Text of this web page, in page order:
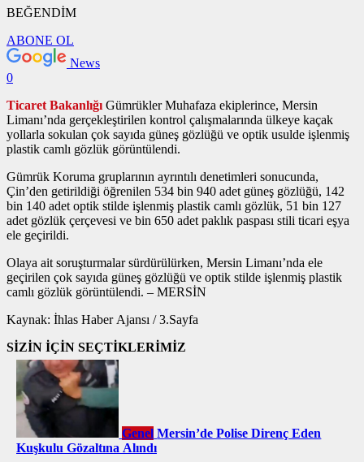
BEĞENDİM
ABONE OL
News
0
Ticaret Bakanlığı Gümrükler Muhafaza ekiplerince, Mersin
Limanı’nda gerçekleştirilen kontrol çalışmalarında ülkeye kaçak
yollarla sokulan çok sayıda güneş gözlüğü ve optik usulde işlenmiş
plastik camlı gözlük görüntülendi.
Gümrük Koruma gruplarının ayrıntılı denetimleri sonucunda,
Çin’den getirildiği öğrenilen 534 bin 940 adet güneş gözlüğü, 142
bin 140 adet optik stilde işlenmiş plastik camlı gözlük, 51 bin 127
adet gözlük çerçevesi ve bin 650 adet paklık paspası stili ticari eşya
ele geçirildi.
Olaya ait soruşturmalar sürdürülürken, Mersin Limanı’nda ele
geçirilen çok sayıda güneş gözlüğü ve optik stilde işlenmiş plastik
camlı gözlük görüntülendi. – MERSİN
Kaynak: İhlas Haber Ajansı / 3.Sayfa
SİZİN İÇİN SEÇTİKLERİMİZ
Genel Mersin’de Polise Direnç Eden
Kuşkulu Gözaltına Alındı